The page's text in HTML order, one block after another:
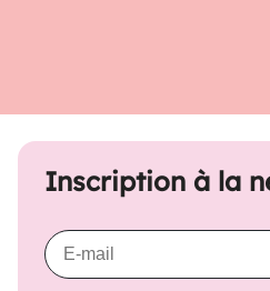
Inscription à la